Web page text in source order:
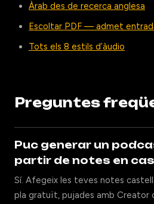
Àrab des de recerca anglesa
Escoltar PDF — admet
Tots els 8 estils d’àudio
Preguntes
Puc generar un
partir de notes en
Sí. Afegeix les teves notes
pla gratuït, pujades amb Creator